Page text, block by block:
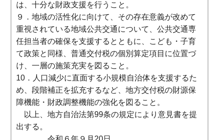
は、十分な財政支援を行うこと。
９．地域の活性化に向けて、その存在意義が改めて
重視されている地域公共交通について、公共交通専
任担当者の確保を支援するとともに、こども・子育
て政策と同様、普通交付税の個別算定項目に位置づ
け、一層の施策充実を図ること。
10．人口減少に直面する小規模自治体を支援するた
め、段階補正を拡充するなど、地方交付税の財源保
障機能・財政調整機能の強化を図ること。
以上、地方自治法第99条の規定により意見書を提
出する。